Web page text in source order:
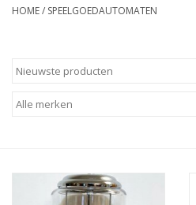
Maandaanbieding
Koopjeshoek
Speelgoedautomaten
HOME/ SPEELGOEDAUTOMATEN